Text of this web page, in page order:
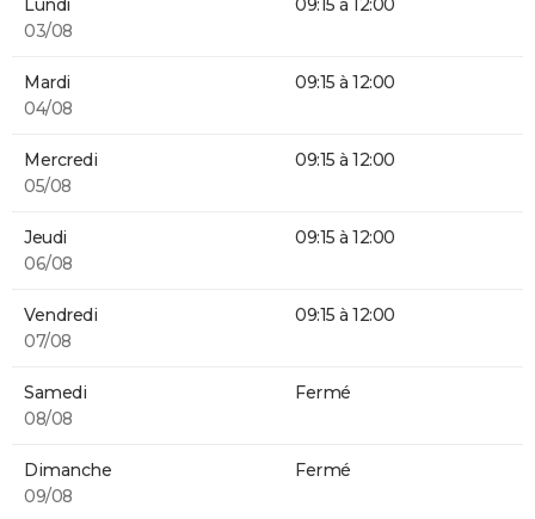
Lundi
03/08
09:15 à 12:00
Mardi
04/08
09:15 à 12:00
Mercredi
05/08
09:15 à 12:00
Jeudi
06/08
09:15 à 12:00
Vendredi
07/08
09:15 à 12:00
Samedi
08/08
Fermé
Dimanche
09/08
Fermé